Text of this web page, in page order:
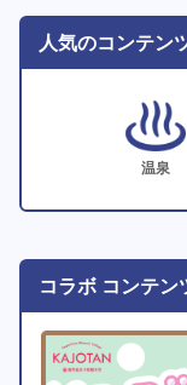
人気のコンテン
温泉
コラボ コンテン